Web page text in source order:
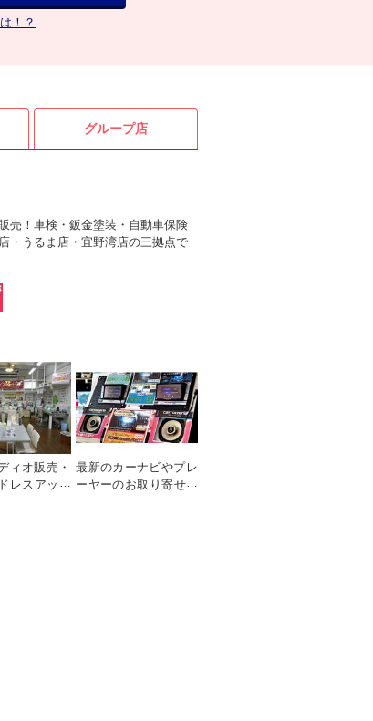
！？
グループ店
売！車検・鈑金塗装・自動車保険
・うるま店・宜野湾店の三拠点で
ィオ販売・
レスアップ
最新のカーナビやプレ
ーヤーのお取り寄せか